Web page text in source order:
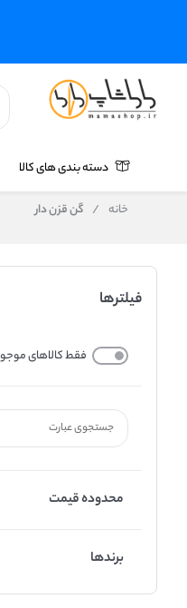
دسته بندی های کالا
خانه / گن قزن دار
فیلترها
فقط کالاهای
محدوده قیمت
برندها